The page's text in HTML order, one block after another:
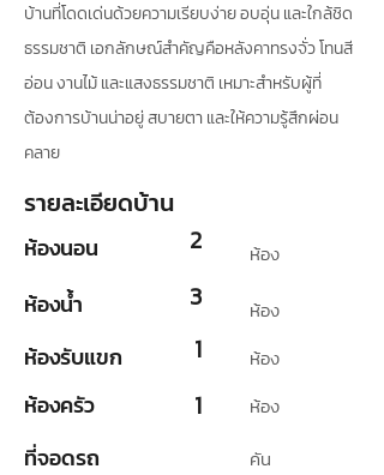
บ้านที่โดดเด่นด้วยความเรียบง่าย อบอุ่น และใกล้ชิด
ธรรมชาติ เอกลักษณ์สำคัญคือหลังคาทรงจั่ว โทนสี
อ่อน งานไม้ และแสงธรรมชาติ เหมาะสำหรับผู้ที่
ต้องการบ้านน่าอยู่ สบายตา และให้ความรู้สึกผ่อน
คลาย
รายละเอียดบ้าน
ห้องนอน
ห้องน้ำ
ห้องรับแขก
ห้องครัว
ที่จอดรถ
2
3
1
1
ห้อง
ห้อง
ห้อง
ห้อง
คัน